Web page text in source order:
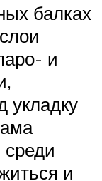
балках
и
укладку
среди
и